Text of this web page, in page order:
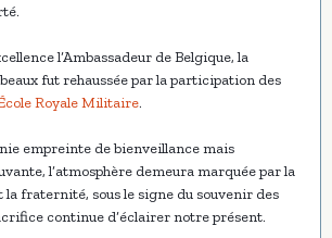
l’Ambassadeur de Belgique, la
fut rehaussée par la participation des
Royale Militaire.
empreinte de bienveillance mais
l’atmosphère demeura marquée par la
fraternité, sous le signe du souvenir des
continue d’éclairer notre présent.